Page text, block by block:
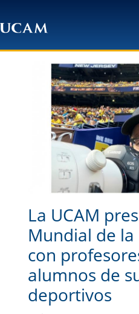
La UCAM
Mundial de la
con
alumnos de
deportivos